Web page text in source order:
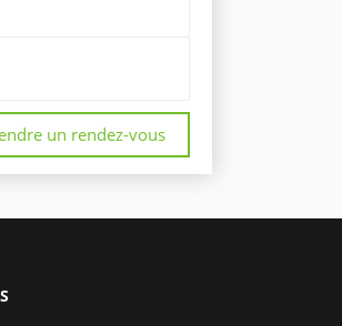
un rendez-vous